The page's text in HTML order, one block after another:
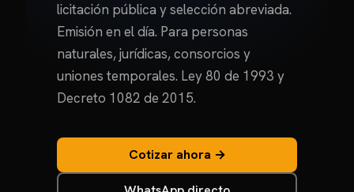
licitación pública y selección abreviada.
Emisión en el día. Para personas
naturales, jurídicas, consorcios y
uniones temporales. Ley 80 de 1993 y
Decreto 1082 de 2015.
Cotizar ahora →